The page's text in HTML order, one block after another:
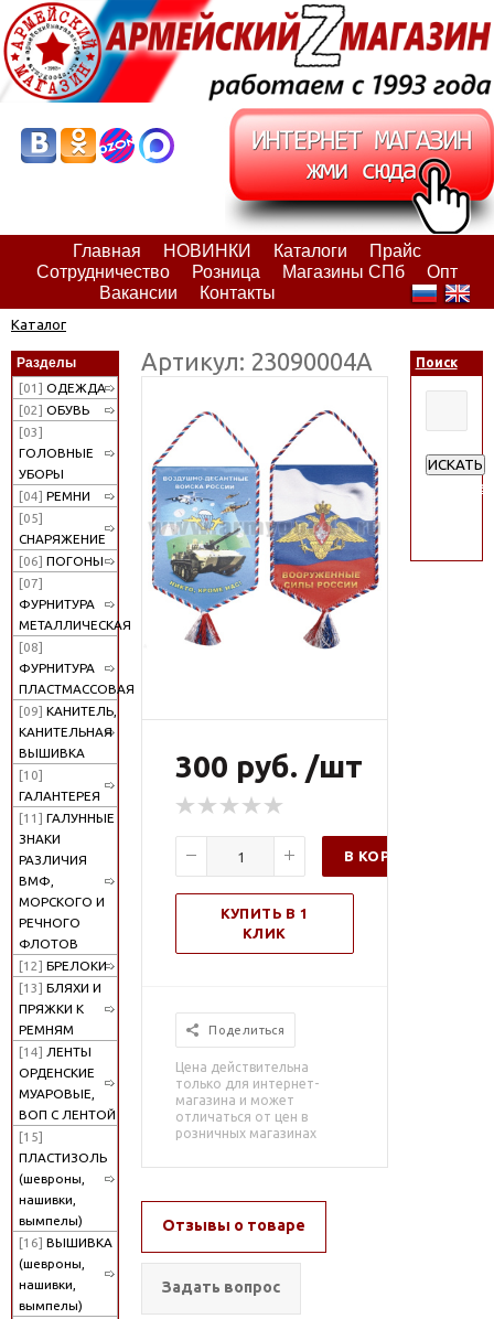
Главная НОВИНКИ Каталоги
Прайс
Сотрудничество
Розница Магазины СПб
Опт
Вакансии
Контакты
Каталог
Разделы
[01] ОДЕЖДА
[02] ОБУВЬ
[03]
ГОЛОВНЫЕ
УБОРЫ
[04] РЕМНИ
[05]
СНАРЯЖЕНИЕ
[06] ПОГОНЫ
[07]
ФУРНИТУРА
МЕТАЛЛИЧЕСКАЯ
[08]
ФУРНИТУРА
ПЛАСТМАССОВАЯ
[09] КАНИТЕЛЬ,
КАНИТЕЛЬНАЯ
ВЫШИВКА
[10]
ГАЛАНТЕРЕЯ
[11] ГАЛУННЫЕ
ЗНАКИ
РАЗЛИЧИЯ
ВМФ,
МОРСКОГО И
РЕЧНОГО
ФЛОТОВ
[12] БРЕЛОКИ
[13] БЛЯХИ И
ПРЯЖКИ К
РЕМНЯМ
[14] ЛЕНТЫ
ОРДЕНСКИЕ
МУАРОВЫЕ,
ВОП С ЛЕНТОЙ
[15]
ПЛАСТИЗОЛЬ
(шевроны,
нашивки,
вымпелы)
[16] ВЫШИВКА
(шевроны,
нашивки,
вымпелы)
Артикул: 23090004А
300 руб. /шт
В КОРЗИНУ
КУПИТЬ В 1
КЛИК
Поделиться
Цена действительна
только для интернет-
магазина и может
отличаться от цен в
розничных магазинах
Отзывы о товаре
Задать вопрос
Поиск
ИСКАТЬ